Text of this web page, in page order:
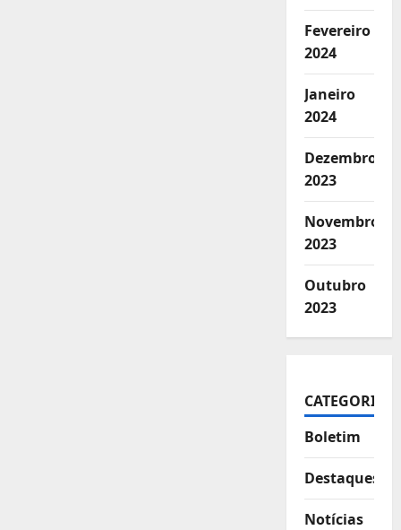
Fevereiro
2024
Janeiro
2024
Dezembro
2023
Novembro
2023
Outubro
2023
CATEGORIAS
Boletim
Destaques
Notícias